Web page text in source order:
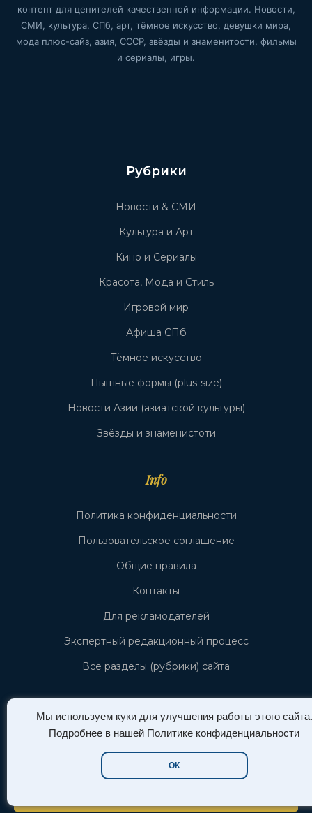
Мы используем куки для улучшения работы этого сайта.
Подробнее в нашей Политике конфиденциальности
ОК
контент для ценителей качественной информации. Новости,
СМИ, культура, СПб, арт, тёмное искусство, девушки мира,
мода плюс-сайз, азия, СССР, звёзды и знаменитости, фильмы
и сериалы, игры.
Рубрики
Новости & СМИ
Культура и Арт
Кино и Сериалы
Красота, Мода и Стиль
Игровой мир
Афиша СПб
Тёмное искусство
Пышные формы (plus-size)
Новости Азии (азиатской культуры)
Звёзды и знаменистоти
Info
Политика конфиденциальности
Пользовательское соглашение
Общие правила
Контакты
Для рекламодателей
Экспертный редакционный процесс
Все разделы (рубрики) сайта
Личный кабинет